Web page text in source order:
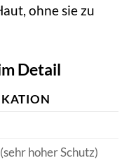
ohne sie zu
Detail
hoher Schutz)